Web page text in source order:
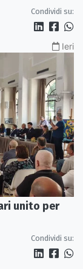
Condividi su:
Ieri
unito per
Condividi su: